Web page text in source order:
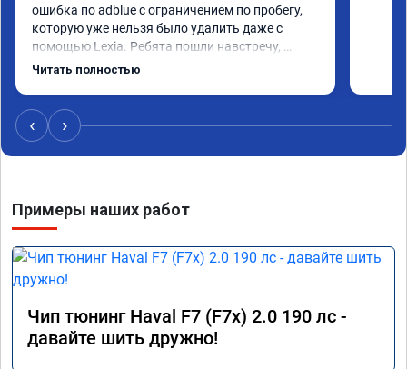
ошибка по adblue с ограничением по пробегу,
которую уже нельзя было удалить даже с
помощью Lexia. Ребята пошли навстречу,
оперативно приняли и за час отшили как
Читать полностью
‹ ›
Примеры наших работ
Чип тюнинг Haval F7 (F7x) 2.0 190 лс -
давайте шить дружно!